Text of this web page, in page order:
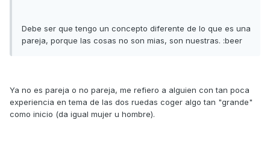
Debe ser que tengo un concepto diferente de lo que es una
pareja, porque las cosas no son mias, son nuestras. :beer
Ya no es pareja o no pareja, me refiero a alguien con tan poca
experiencia en tema de las dos ruedas coger algo tan "grande"
como inicio (da igual mujer u hombre).